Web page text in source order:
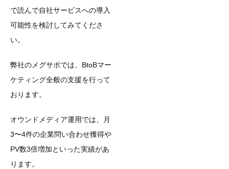
で読んで自社サービスへの導入
可能性を検討してみてくださ
い。
弊社のメグサポでは、BtoBマー
ケティング全般の支援を行って
おります。
オウンドメディア運用では、月
3〜4件の企業問い合わせ獲得や
PV数3倍増加といった実績があ
ります。